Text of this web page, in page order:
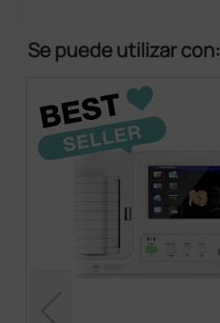
Se puede utilizar con: